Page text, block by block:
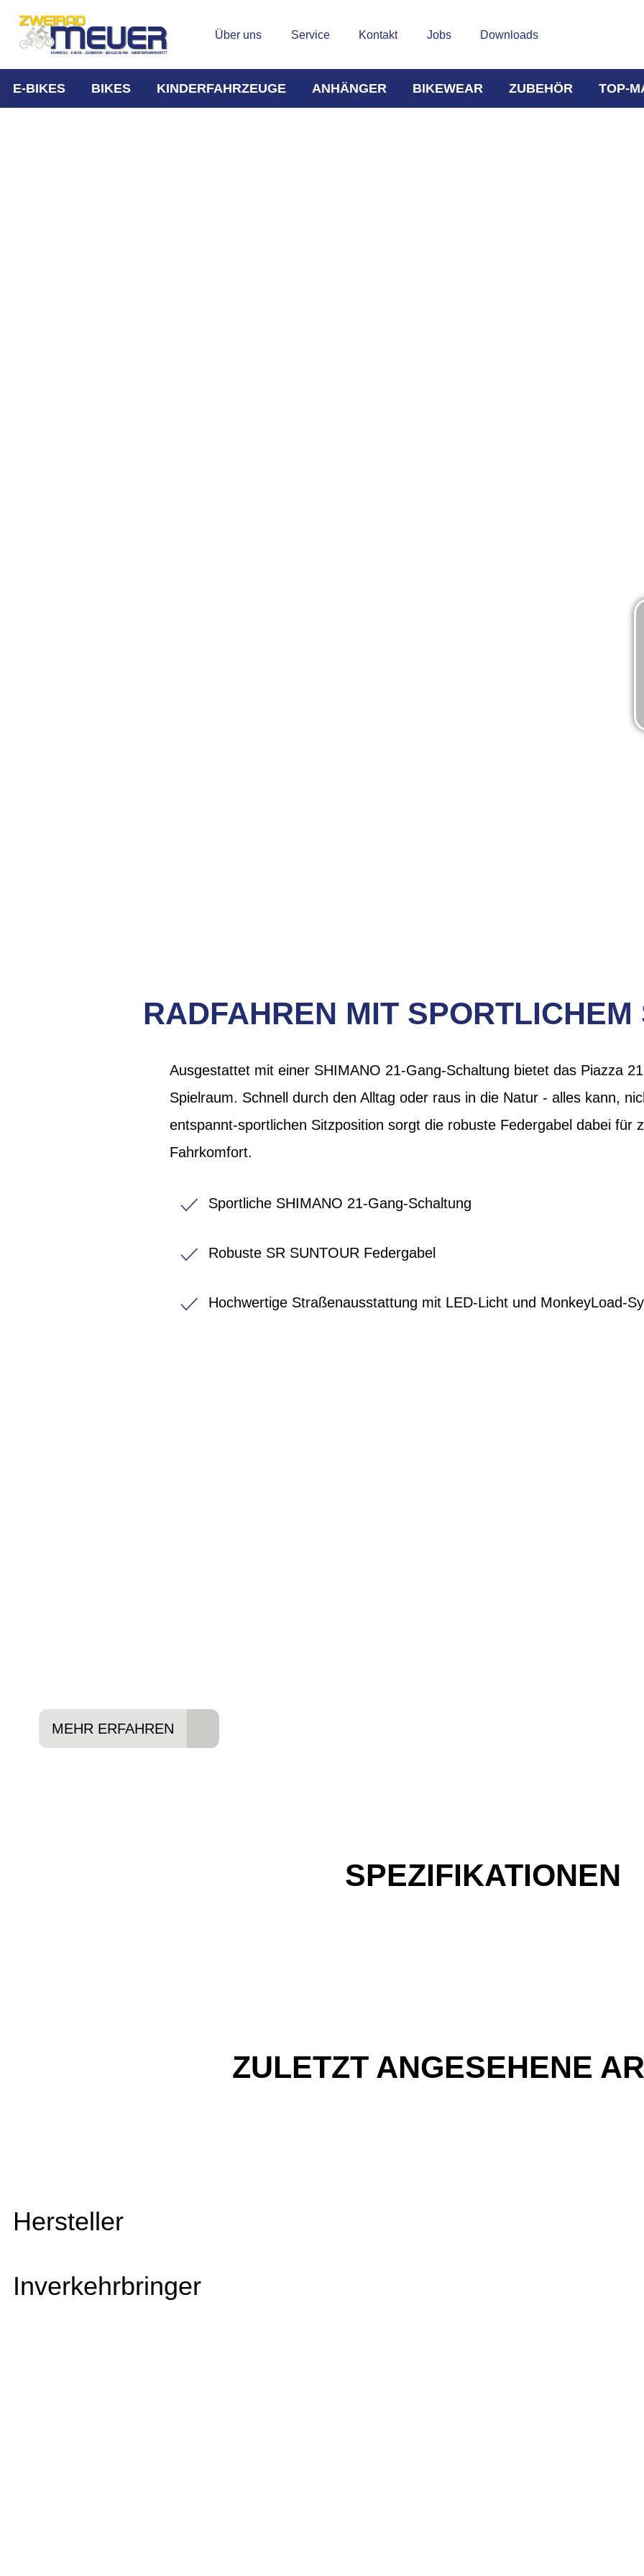
Über uns Service Kontakt Jobs Downloads
E-BIKES BIKES KINDERFAHRZEUGE ANHÄNGER BIKEWEAR ZUBEHÖR TOP-
RADFAHREN MIT
Ausgestattet mit einer SHIMANO 21-Gang-Schaltung bietet das Piazza
Spielraum. Schnell durch den Alltag oder raus in die Natur - alles kann,
entspannt-sportlichen Sitzposition sorgt die robuste Federgabel dabei für
Fahrkomfort.
Sportliche SHIMANO 21-Gang-Schaltung
Robuste SR SUNTOUR Federgabel
Hochwertige Straßenausstattung mit LED-Licht und MonkeyLoad-
MEHR ERFAHREN
SPEZIFIKATIONEN
ZULETZT ANGESEHENE
Hersteller
Inverkehrbringer